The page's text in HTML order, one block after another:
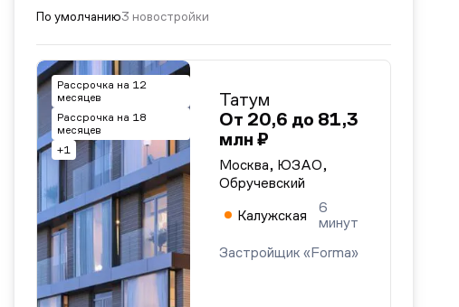
По умолчанию3 новостройки
Рассрочка на 12
месяцев
Рассрочка на 18
месяцев
+1
Татум
От 20,6 до 81,3
млн ₽
Москва, ЮЗАО,
Обручевский
Калужская
6
минут
Застройщик «Forma»